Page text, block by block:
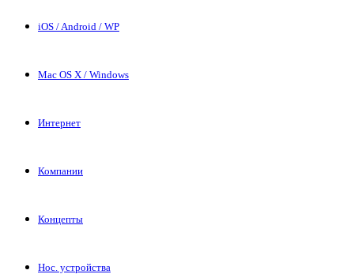
iOS / Android / WP
Mac OS X / Windows
Интернет
Компании
Концепты
Нос. устройства